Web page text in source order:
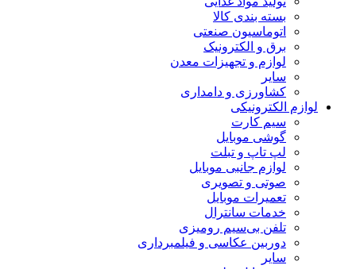
بسته بندی کالا
اتوماسیون صنعتی
برق و الکترونیک
لوازم و تجهیزات معدن
سایر
کشاورزی و دامداری
لوازم الکترونیکی
سیم کارت
گوشی موبایل
لپ تاپ و تبلت
لوازم جانبی موبایل
صوتی و تصویری
تعمیرات موبایل
خدمات سانترال
تلفن بی‌سیم رومیزی
دوربین عکاسی و فیلمبرداری
سایر